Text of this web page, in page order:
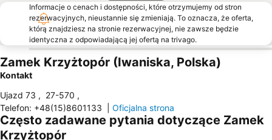
Informacje o cenach i dostępności, które otrzymujemy od stron
rezerwacyjnych, nieustannie się zmieniają. To oznacza, że oferta,
którą znajdziesz na stronie rezerwacyjnej, nie zawsze będzie
identyczna z odpowiadającą jej ofertą na trivago.
Zamek Krzyżtopór (Iwaniska, Polska)
Kontakt
Ujazd 73 , 27-570 ,
Telefon: +48(15)8601133 Oficjalna strona
Często zadawane pytania dotyczące Zamek
Krzyżtopór